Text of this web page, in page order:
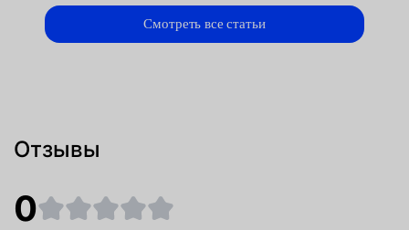
Смотреть все статьи
Отзывы
0